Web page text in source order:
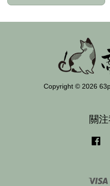
Copyright © 2026
關